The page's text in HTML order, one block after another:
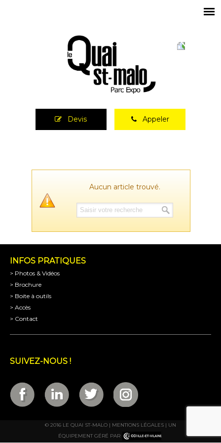
Devis Appeler
Aucun article trouvé.
INFOS PRATIQUES
> Photos & Vidéos
> Brochure
> Boite à outils
> Accès
> Contact
SUIVEZ-NOUS !
© 2016 LE QUAI ST-MALO | MENTIONS LÉGALES | UN
ÉQUIPEMENT GÉRÉ PAR